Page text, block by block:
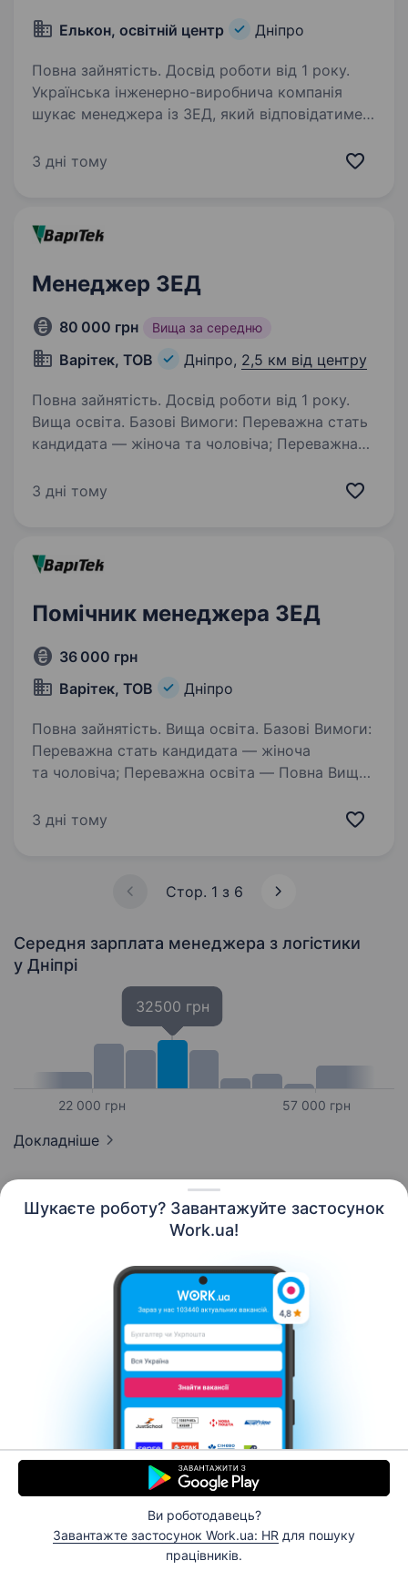
Шукаєте роботу? Завантажуйте застосунок
Work.ua!
Ви роботодавець?
Завантажте застосунок Work.ua: HR для пошуку
працівників.
Елькон, освітній центр Дніпро
Повна зайнятість. Досвід роботи від 1 року.
Українська інженерно-виробнича компанія
шукає менеджера із ЗЕД, який відповідатиме
супровід імпортних операцій та взаємодію з
3 дні тому
Менеджер ЗЕД
80 000 грн Вища за середню
Варітек, ТОВ Дніпро, 2,5 км від центру
Повна зайнятість. Досвід роботи від 1 року.
Вища освіта. Базові Вимоги: Переважна стать
кандидата — жіноча та чоловіча; Переважна
Магістр); технічне; Знання англійської (вільне
3 дні тому
Помічник менеджера ЗЕД
36 000 грн
Варітек, ТОВ
Дніпро
Повна зайнятість. Вища освіта. Базові Вимоги:
Переважна стать кандидата — жіноча
та чоловіча; Переважна освіта — Повна Вища
Знання англійської (вільне володіння); Досвід
3 дні тому
Стор. 1 з 6
Середня зарплата менеджера з логістики
у Дніпрі
22 000 грн
32500 грн
57 000 грн
Докладніше
Контакти Про нас
Кар’єра
Допомога Умови використання
© 2006–2026 Work.ua. Сервіс пошуку роботи №1 в